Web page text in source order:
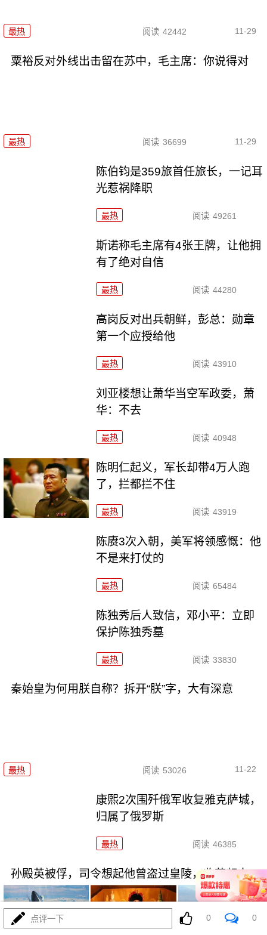
最热 阅读 42442 11-29
粟裕反对外线出击留在苏中，毛主席：你说得对
最热 阅读 36699 11-29
陈伯钧是359旅首任旅长，一记耳
光惹祸降职
最热 阅读 49261
斯诺称毛主席有4张王牌，让他拥
有了绝对自信
最热 阅读 44280
高岗反对出兵朝鲜，彭总：勋章
第一个应授给他
最热 阅读 43910
刘亚楼想让萧华当空军政委，萧
华：不去
最热 阅读 40948
陈明仁起义，军长却带4万人跑
了，拦都拦不住
最热 阅读 43919
陈赓3次入朝，美军将领感慨：他
不是来打仗的
最热 阅读 65484
陈独秀后人致信，邓小平：立即
保护陈独秀墓
最热 阅读 33830
秦始皇为何用朕自称？拆开“朕”字，大有深意
最热 阅读 53026 11-22
康熙2次围歼俄军收复雅克萨城，
归属了俄罗斯
最热 阅读 46385
孙殿英被俘，司令想起他曾盗过皇陵，收获颇丰
点评一下 0 0